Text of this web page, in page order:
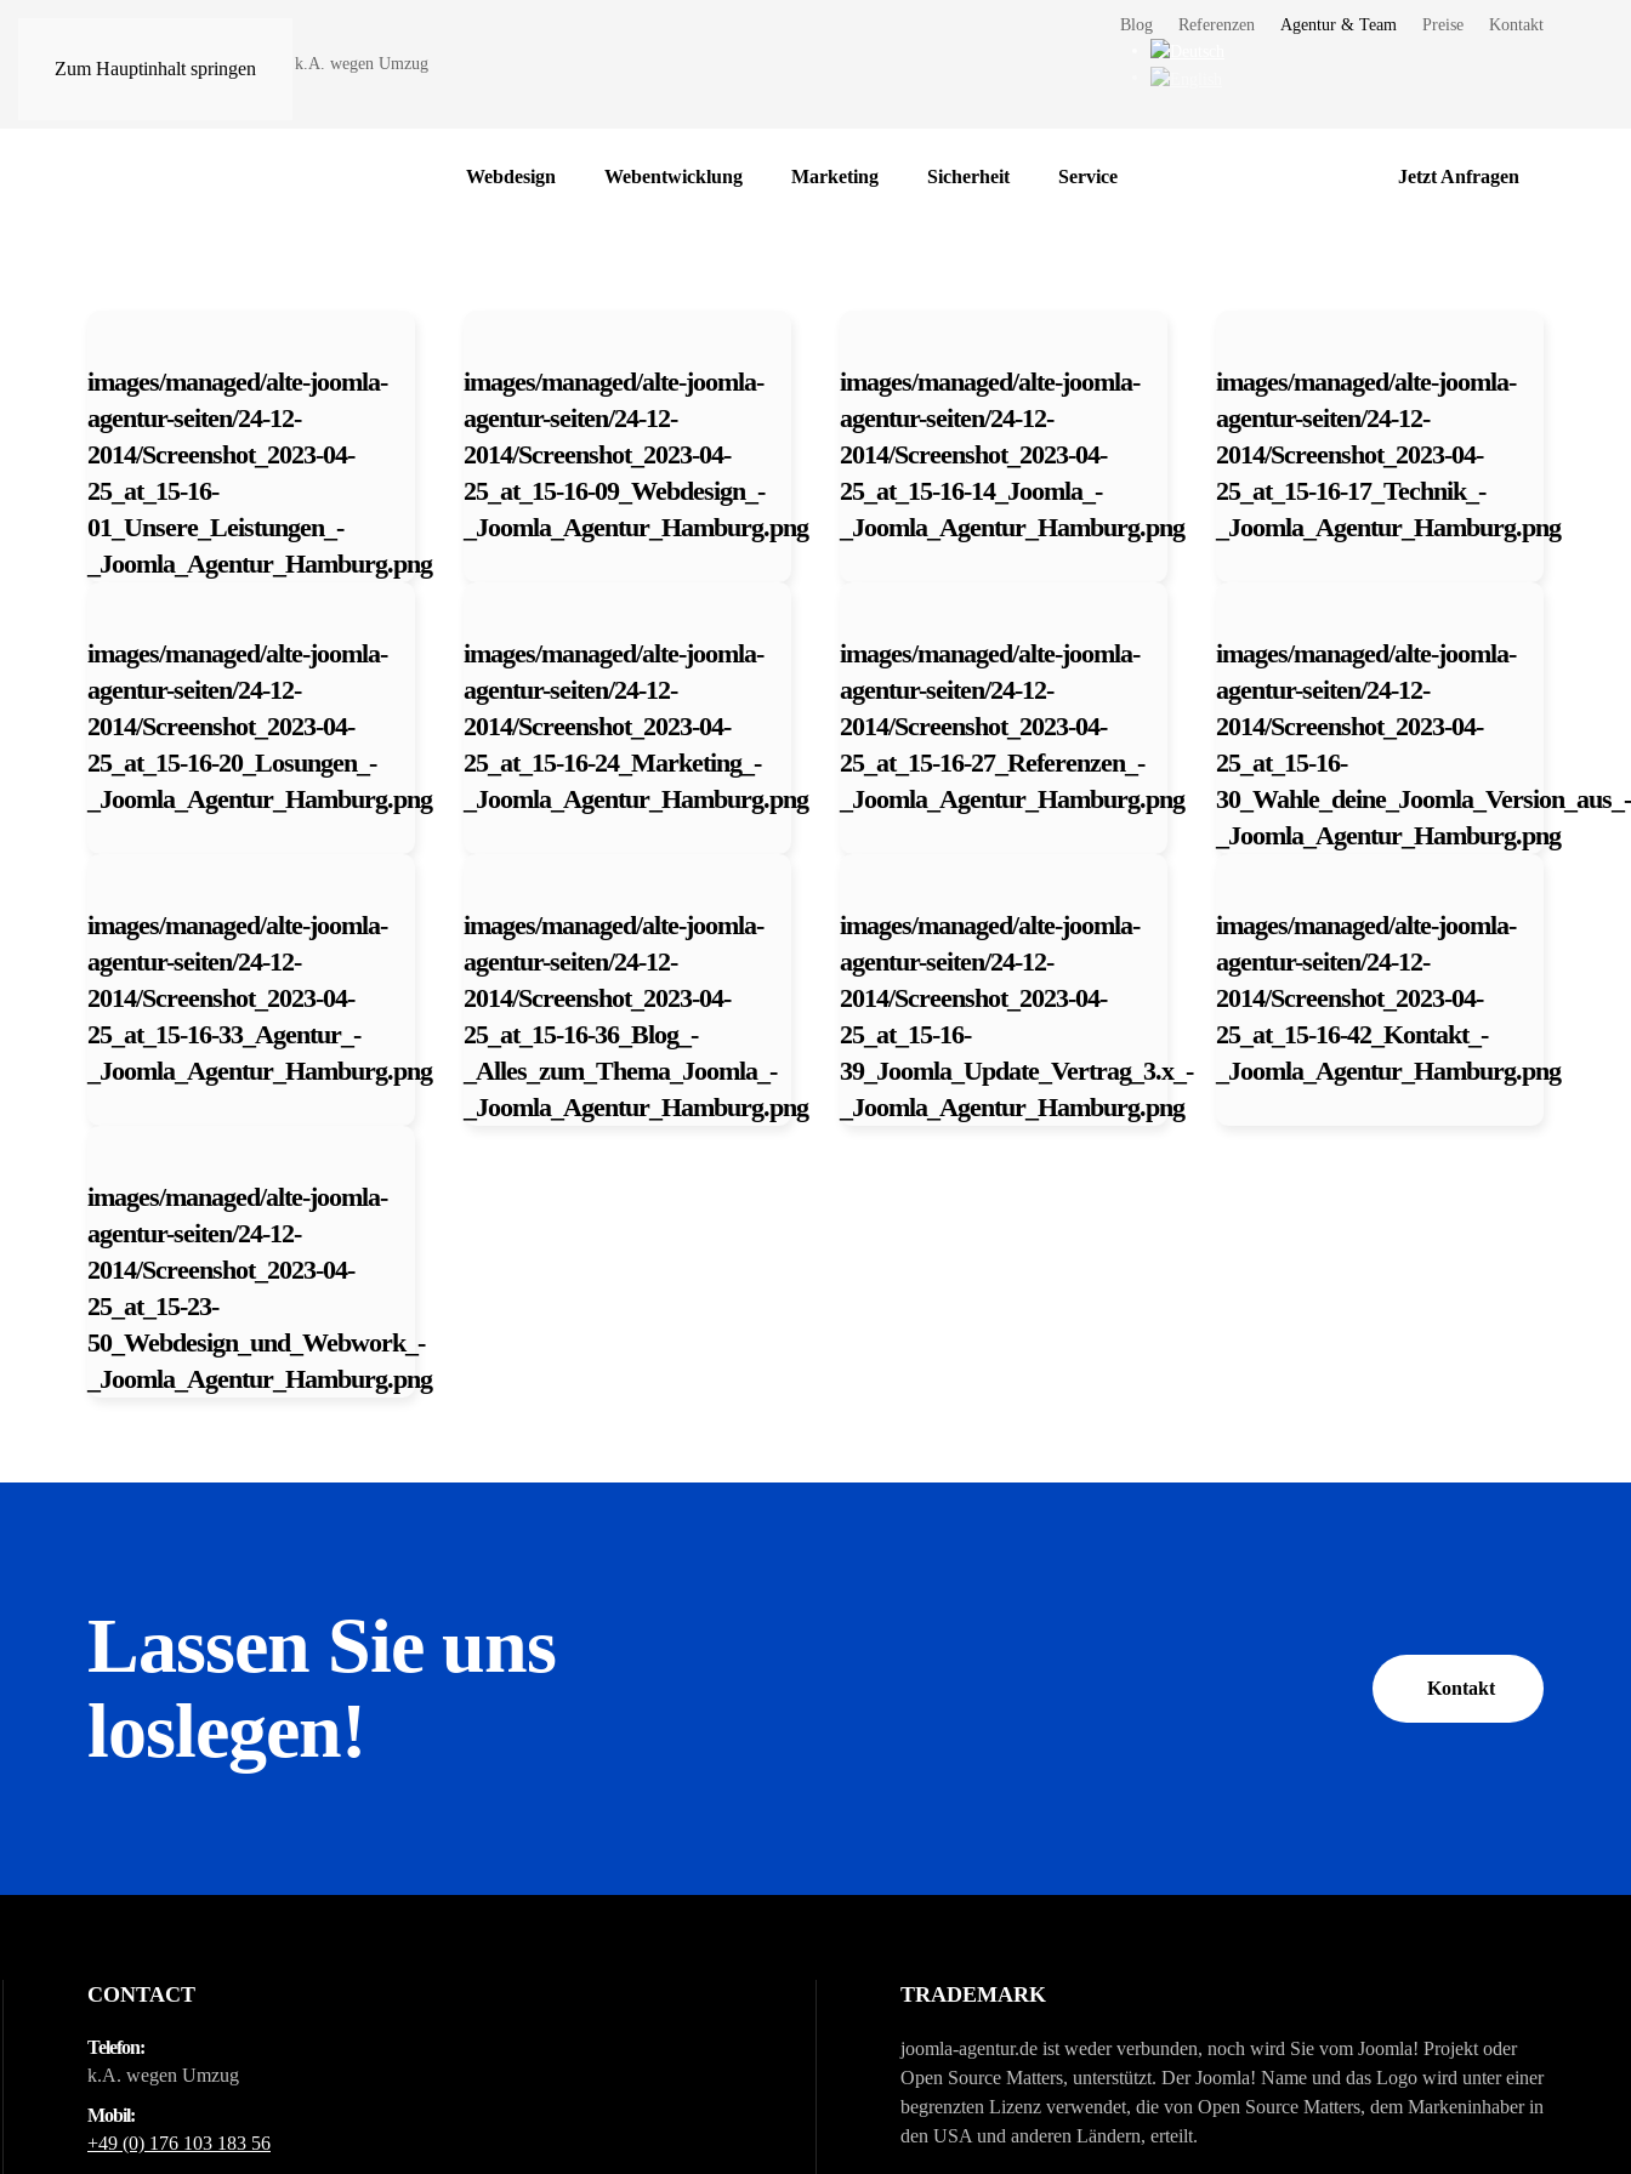
Zum Hauptinhalt springen
info@joomla-agentur.de k.A. wegen Umzug
Blog Referenzen Agentur & Team Preise Kontakt
Webdesign Webentwicklung Marketing Sicherheit Service Jetzt Anfragen
images/managed/alte-joomla-
agentur-seiten/24-12-
2014/Screenshot_2023-04-
25_at_15-16-
01_Unsere_Leistungen_-
_Joomla_Agentur_Hamburg.png
images/managed/alte-joomla-
agentur-seiten/24-12-
2014/Screenshot_2023-04-
25_at_15-16-09_Webdesign_-
_Joomla_Agentur_Hamburg.png
images/managed/alte-joomla-
agentur-seiten/24-12-
2014/Screenshot_2023-04-
25_at_15-16-14_Joomla_-
_Joomla_Agentur_Hamburg.png
images/managed/alte-joomla-
agentur-seiten/24-12-
2014/Screenshot_2023-04-
25_at_15-16-17_Technik_-
_Joomla_Agentur_Hamburg.png
images/managed/alte-joomla-
agentur-seiten/24-12-
2014/Screenshot_2023-04-
25_at_15-16-20_Losungen_-
_Joomla_Agentur_Hamburg.png
images/managed/alte-joomla-
agentur-seiten/24-12-
2014/Screenshot_2023-04-
25_at_15-16-24_Marketing_-
_Joomla_Agentur_Hamburg.png
images/managed/alte-joomla-
agentur-seiten/24-12-
2014/Screenshot_2023-04-
25_at_15-16-27_Referenzen_-
_Joomla_Agentur_Hamburg.png
images/managed/alte-joomla-
agentur-seiten/24-12-
2014/Screenshot_2023-04-
25_at_15-16-
30_Wahle_deine_Joomla_Version_aus_-
_Joomla_Agentur_Hamburg.png
images/managed/alte-joomla-
agentur-seiten/24-12-
2014/Screenshot_2023-04-
25_at_15-16-33_Agentur_-
_Joomla_Agentur_Hamburg.png
images/managed/alte-joomla-
agentur-seiten/24-12-
2014/Screenshot_2023-04-
25_at_15-16-36_Blog_-
_Alles_zum_Thema_Joomla_-
_Joomla_Agentur_Hamburg.png
images/managed/alte-joomla-
agentur-seiten/24-12-
2014/Screenshot_2023-04-
25_at_15-16-
39_Joomla_Update_Vertrag_3.x_-
_Joomla_Agentur_Hamburg.png
images/managed/alte-joomla-
agentur-seiten/24-12-
2014/Screenshot_2023-04-
25_at_15-16-42_Kontakt_-
_Joomla_Agentur_Hamburg.png
images/managed/alte-joomla-
agentur-seiten/24-12-
2014/Screenshot_2023-04-
25_at_15-23-
50_Webdesign_und_Webwork_-
_Joomla_Agentur_Hamburg.png
Lassen Sie uns
loslegen!
Kontakt
CONTACT
Telefon:
k.A. wegen Umzug
Mobil:
+49 (0) 176 103 183 56
TRADEMARK
joomla-agentur.de ist weder verbunden, noch wird Sie vom Joomla! Projekt oder
Open Source Matters, unterstützt. Der Joomla! Name und das Logo wird unter einer
begrenzten Lizenz verwendet, die von Open Source Matters, dem Markeninhaber in
den USA und anderen Ländern, erteilt.